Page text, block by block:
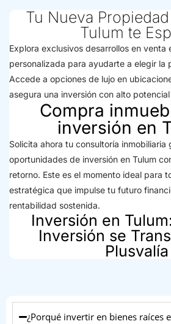
Tu Nueva
Tulum te
Explora exclusivos desarrollos en venta
personalizada para ayudarte a elegir la
Accede a opciones de lujo en
asegura una inversión con alto
Compra
inversión en
Solicita ahora tu consultoría
oportunidades de inversión en Tulum
retorno. Este es el momento ideal para
estratégica que impulse tu futuro
rentabilidad sostenida.
Inversión en
Inversión se
Plusvalía
¿Porqué invertir en bienes raíces